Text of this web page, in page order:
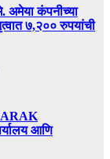
कंपनीच्या
७,२०० रुपयांची
आणि